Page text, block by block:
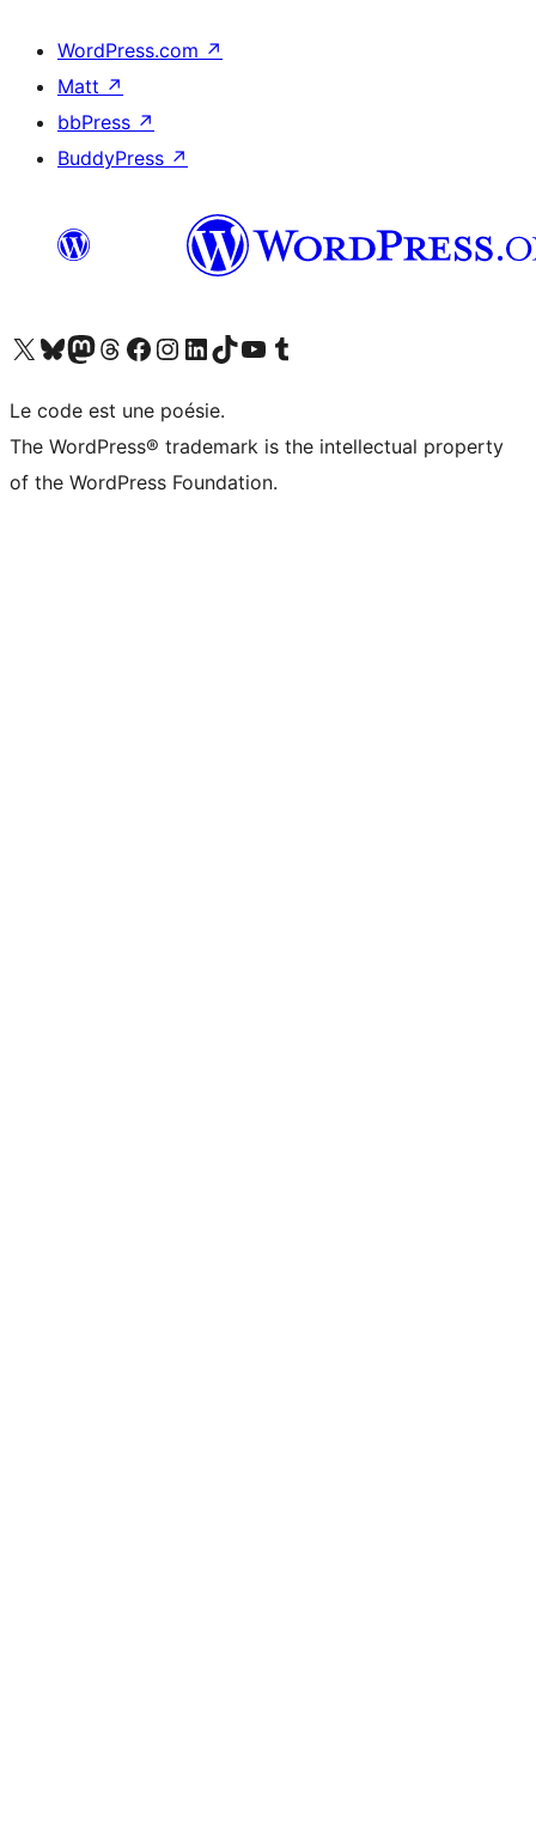
WordPress.com ↗
Matt ↗
bbPress ↗
BuddyPress ↗
Visitez notre compte X (précédemment Twitter)
Visiter notre compte Bluesky
Visiter notre compte Mastodon
Visiter notre compte Threads
Consulter notre compte Facebook
Consulter notre compte Instagram
Consulter notre compte LinkedIn
Visiter notre compte TokTok
Visiter notre chaîne YouTube
Visiter notre compte Tumblr
Le code est une poésie.
The WordPress® trademark is the intellectual property
of the WordPress Foundation.